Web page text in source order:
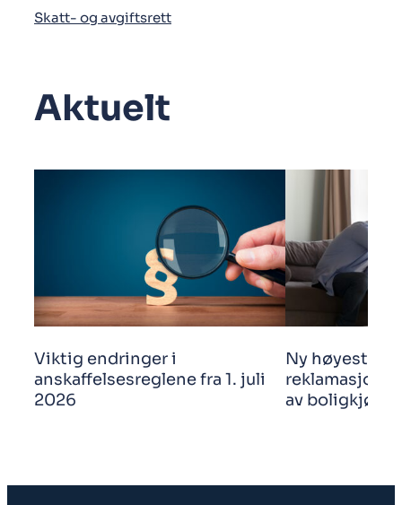
Skatt- og avgiftsrett
Aktuelt
Viktig endringer i
anskaffelsesreglene fra 1. juli
2026
Ny
av boligkjøp